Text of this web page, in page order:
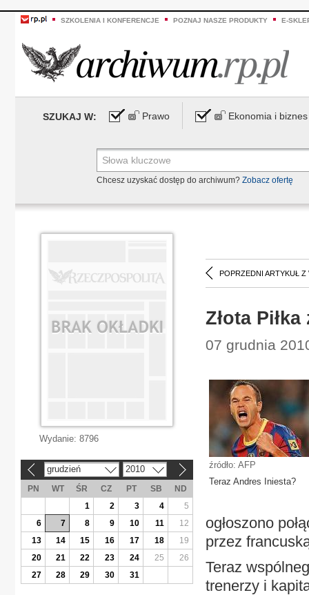
SZKOLENIA I KONFERENCJE POZNAJ NASZE PRODUKTY E-
SZUKAJ W: Prawo Ekonomia i biznes
Chcesz uzyskać dostęp do archiwum? Zobacz ofertę
POPRZEDNI ARTYKUŁ Z
Złota
07 grudnia
źródło: AFP
Teraz Andres Iniesta?
ogłoszono
przez
Teraz
trenerzy i
Wydanie: 8796
grudzień 2010
PN WT ŚR CZ PT SB
ND
1
2 3 4
5
6
7 8 9 10 11
12
13
14 15 16 17 18
19
20
21 22 23 24 25
26
27
28 29 30 31